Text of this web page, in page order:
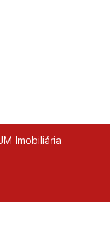
Imobiliária